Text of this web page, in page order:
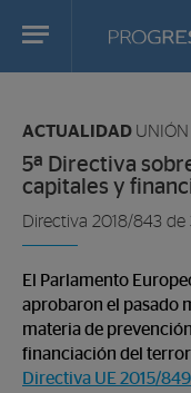
Revista
en:
ACTUALIDAD
5ª Directiva
capitales y
Directiva 2018/843
El Parlamento
aprobaron el pasado
materia de
financiación del
Directiva UE 2015/849